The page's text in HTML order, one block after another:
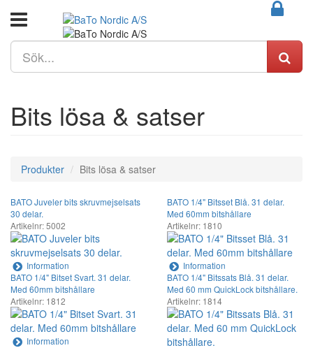
Bits lösa & satser
Produkter Bits lösa & satser
BATO Juveler bits skruvmejselsats
30 delar.
Artikelnr: 5002
Information
BATO 1/4" Bitsset Blå. 31 delar.
Med 60mm bitshållare
Artikelnr: 1810
Information
BATO 1/4" Bitset Svart. 31 delar.
Med 60mm bitshållare
Artikelnr: 1812
Information
BATO 1/4" Bitssats Blå. 31 delar.
Med 60 mm QuickLock bitshållare.
Artikelnr: 1814